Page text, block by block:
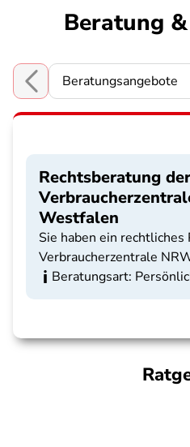
Beratung
Choose a section
Rechtsberatung der
Westfalen
Sie haben ein rechtliches
Verbraucherzentrale
Beratungsart: